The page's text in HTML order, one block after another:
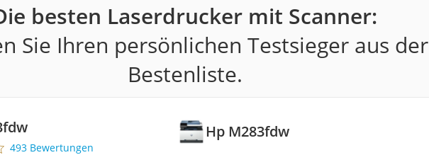
besten Laserdrucker mit Scanner:
Sie Ihren persönlichen Testsieger aus der
Bestenliste.
Hp M283fdw
493 Bewertungen